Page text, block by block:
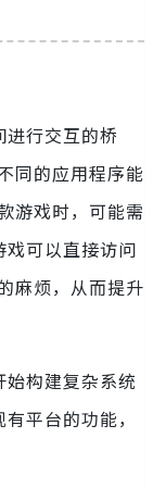
进行交互的桥
同的应用程序能
游戏时，可能需
可以直接访问
麻烦，从而提升
构建复杂系统
平台的功能，